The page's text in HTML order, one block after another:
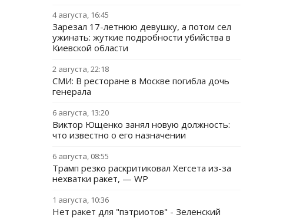
4 августа, 16:45
Зарезал 17-летнюю девушку, а потом сел
ужинать: жуткие подробности убийства в
Киевской области
2 августа, 22:18
СМИ: В ресторане в Москве погибла дочь
генерала
6 августа, 13:20
Виктор Ющенко занял новую должность:
что известно о его назначении
6 августа, 08:55
Трамп резко раскритиковал Хегсета из-за
нехватки ракет, — WP
1 августа, 10:36
Нет ракет для "пэтриотов" - Зеленский